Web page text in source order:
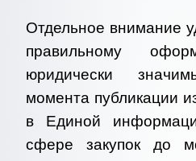
Отдельное внимание
правильному
юридически
момента публикации
в Единой
сфере закупок до